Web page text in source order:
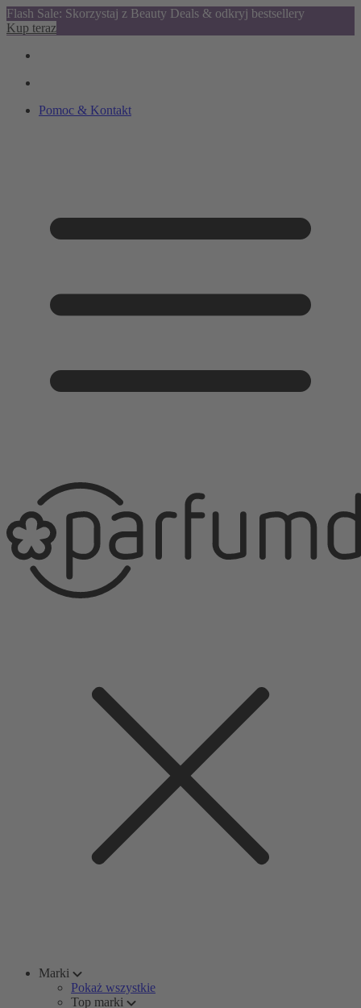
Flash Sale: Skorzystaj z Beauty Deals & odkryj bestsellery
Kup teraz
Pomoc & Kontakt
Marki
Pokaż wszystkie
Top marki